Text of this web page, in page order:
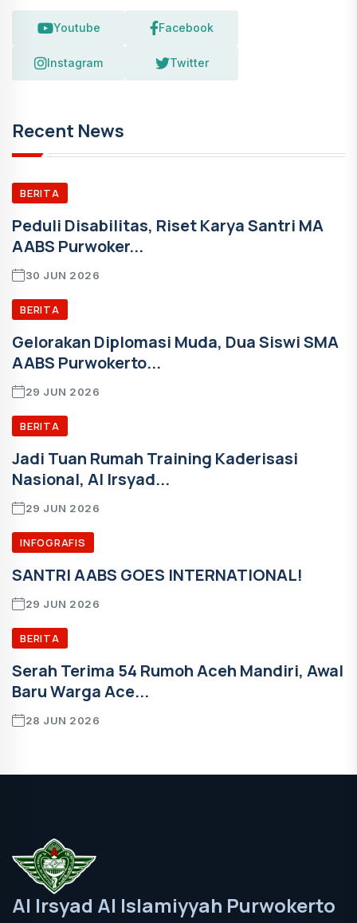
Youtube Facebook
Instagram Twitter
Recent News
BERITA
Peduli Disabilitas, Riset Karya Santri MA
AABS Purwoker...
30 JUN 2026
BERITA
Gelorakan Diplomasi Muda, Dua Siswi SMA
AABS Purwokerto...
29 JUN 2026
BERITA
Jadi Tuan Rumah Training Kaderisasi
Nasional, Al Irsyad...
29 JUN 2026
INFOGRAFIS
SANTRI AABS GOES INTERNATIONAL!
29 JUN 2026
BERITA
Serah Terima 54 Rumoh Aceh Mandiri, Awal
Baru Warga Ace...
28 JUN 2026
Al Irsyad Al Islamiyyah Purwokerto